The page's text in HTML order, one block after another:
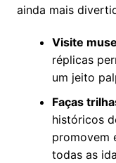
ainda mais
Visite
réplicas
um jeito
Faças
históricos
promovem
todas as